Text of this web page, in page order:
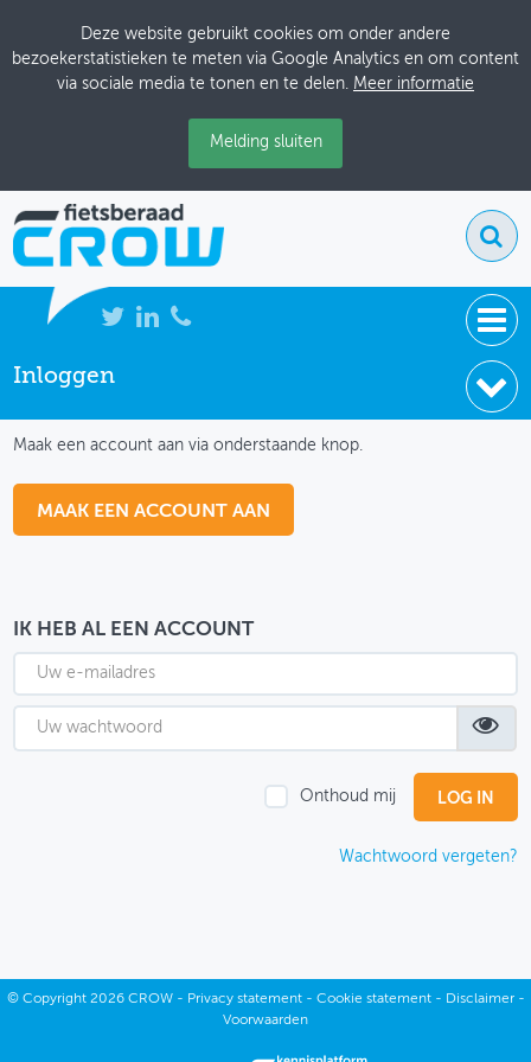
Deze website gebruikt cookies om onder andere
bezoekerstatistieken te meten via Google Analytics en om content
via sociale media te tonen en te delen. Meer informatie
Melding sluiten
NIEUWS
THEMASITES
MIJN PROFIEL
GEBRUIKER
Inloggen
Maak een account aan via onderstaande knop.
MAAK EEN ACCOUNT AAN
IK HEB AL EEN ACCOUNT
Onthoud mij
Wachtwoord vergeten?
© Copyright2026 CROW - Privacy statement- Cookie statement- Disclaimer-
Voorwaarden